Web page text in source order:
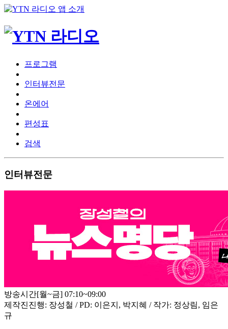
프로그램
인터뷰전문
온에어
편성표
검색
인터뷰전문
방송시간[월~금] 07:10~09:00
제작진진행: 장성철 / PD: 이은지, 박지혜 / 작가: 정상림, 임은
규